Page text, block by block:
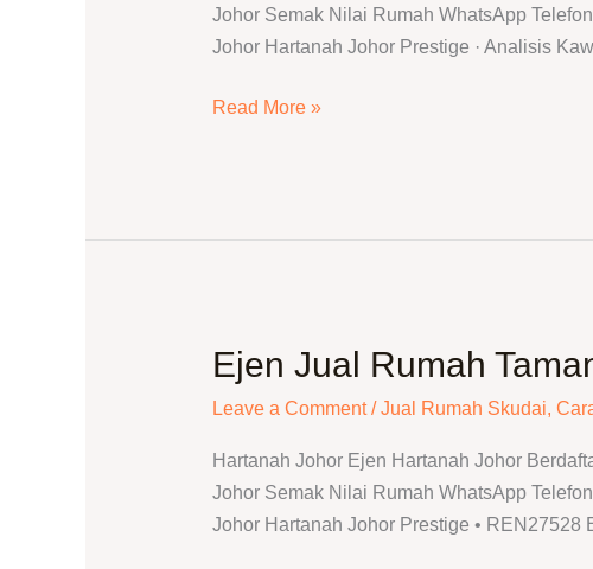
Johor Semak Nilai Rumah WhatsApp
Johor Hartanah Johor Prestige · Analisis
Jual
Johor
Read More »
Ejen Jual Rumah
Leave a Comment /Jual Rumah Skudai,
Hartanah Johor Ejen Hartanah Johor
Johor Semak Nilai Rumah WhatsApp
Johor Hartanah Johor Prestige •
Ejen
Jual
Rumah
Taman
Sutera
Johor